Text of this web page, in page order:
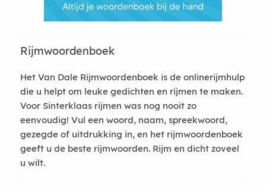
Rijmwoordenboek
Het Van Dale Rijmwoordenboek is de onlinerijmhulp
die u helpt om leuke gedichten en rijmen te maken.
Voor Sinterklaas rijmen was nog nooit zo
eenvoudig! Vul een woord, naam, spreekwoord,
gezegde of uitdrukking in, en het rijmwoordenboek
geeft u de beste rijmwoorden. Rijm en dicht zoveel
u wilt.